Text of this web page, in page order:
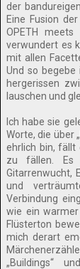
der
Eine Fusion
OPETH meets
verwundert es
mit allen
Und so begebe
hergerissen
lauschen und
Ich habe sie
Worte, die über
ehrlich bin, fällt
zu fällen. Es
Gitarrenwucht,
und
Verbindung
wie ein
Flüsterton
mich derart
„Buildings“